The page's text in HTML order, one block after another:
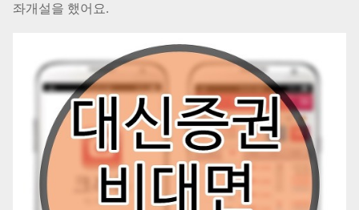
좌개설을 했어요.